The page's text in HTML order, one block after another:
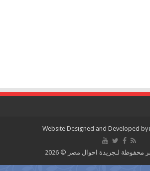
Website Designed and Developed by
محفوظة لـجريدة احوال مصر © 2026